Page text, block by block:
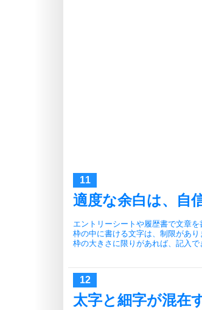
適度な余白は、自
エントリーシートや履歴書で文章を
枠の中に書ける文字は、制限があり
枠の大きさに限りがあれば、記入で
太字と細字が混在